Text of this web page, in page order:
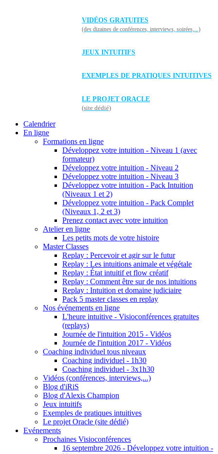
VIDÉOS GRATUITES
(des dizaines de conférences, interviews, soirées,...)
JEUX INTUITIFS
EXEMPLES DE PRATIQUES INTUITIVES
LE PROJET ORACLE
(site dédié)
Calendrier
En ligne
Formations en ligne
Développez votre intuition - Niveau 1 (avec
formateur)
Développez votre intuition - Niveau 2
Développez votre intuition - Niveau 3
Développez votre intuition - Pack Intuition
(Niveaux 1 et 2)
Développez votre intuition - Pack Complet
(Niveaux 1, 2 et 3)
Prenez contact avec votre intuition
Atelier en ligne
Les petits mots de votre histoire
Master Classes
Replay : Percevoir et agir sur le futur
Replay : Les intuitions animale et végétale
Replay : État intuitif et flow créatif
Replay : Comment être sur de nos intuitions
Replay : Intuition et domaine judiciaire
Pack 5 master classes en replay
Nos événements en ligne
L'heure intuitive - Visioconférences gratuites
(replays)
Journée de l'intuition 2015 - Vidéos
Journée de l'intuition 2017 - Vidéos
Coaching individuel tous niveaux
Coaching individuel - 1h30
Coaching individuel - 3x1h30
Vidéos (conférences, interviews,...)
Blog d'iRiS
Blog d'Alexis Champion
Jeux intuitifs
Exemples de pratiques intuitives
Le projet Oracle (site dédié)
Evénements
Prochaines Visioconférences
16 septembre 2026 - Développez votre intuition -